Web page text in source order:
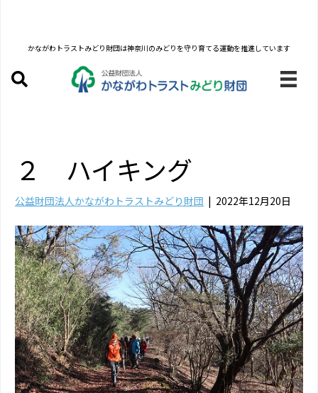
かながわトラストみどり財団は神奈川のみどりを守り育てる運動を推進しています
２ ハイキング
公益財団法人かながわトラストみどり財団 | 2022年12月20日